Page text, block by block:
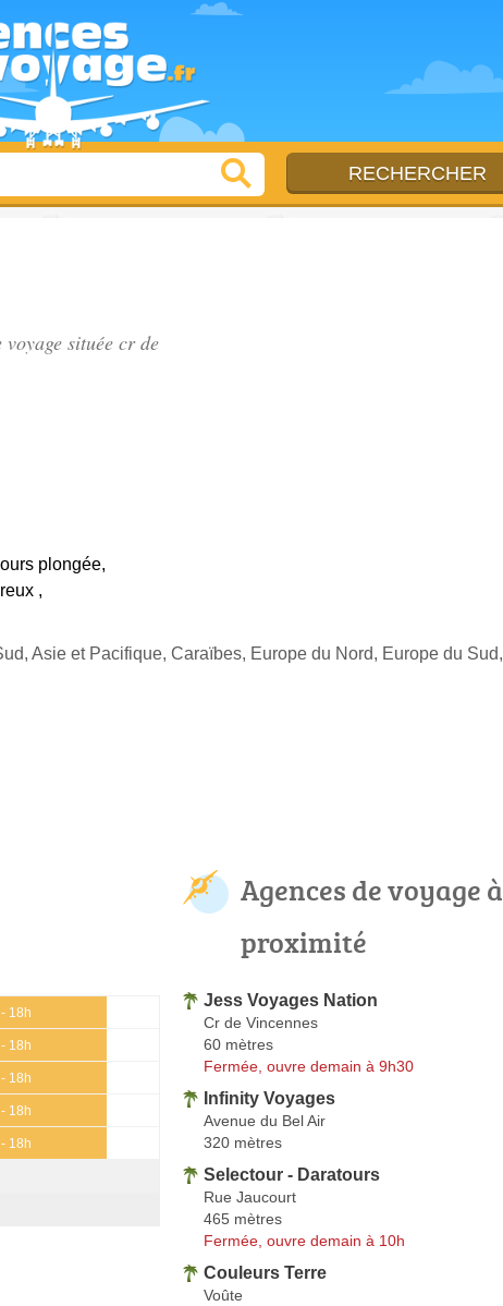
située cr de
plongée,
,
Asie et Pacifique, Caraïbes, Europe du Nord, Europe du Sud,
18h
18h
18h
18h
18h
Agences de voyage à
proximité
Jess Voyages Nation
Cr de Vincennes
60 mètres
Fermée, ouvre demain à 9h30
Infinity Voyages
Avenue du Bel Air
320 mètres
Selectour - Daratours
Rue Jaucourt
465 mètres
Fermée, ouvre demain à 10h
Couleurs Terre
Voûte